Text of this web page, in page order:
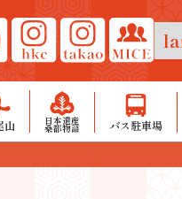
山 日本遺産
桑都物語 バス駐車場